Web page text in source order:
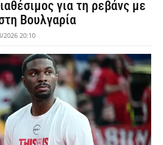
για τη ρεβάνς με
Βουλγαρία
2026 20:10